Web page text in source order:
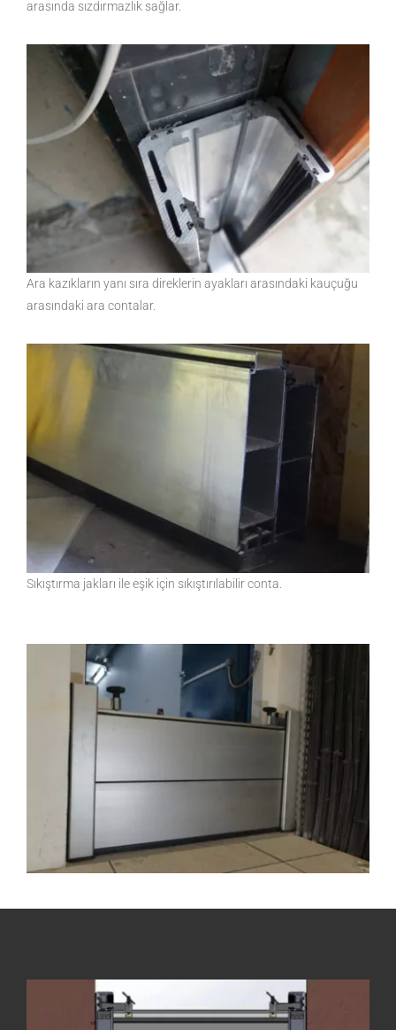
arasında sızdırmazlık sağlar.
Ara kazıkların yanı sıra direklerin ayakları arasındaki kauçuğu
arasındaki ara contalar.
Sıkıştırma jakları ile eşik için sıkıştırılabilir conta.